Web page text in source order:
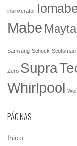
insinkerator Iomabe
Mabe
Samsung Schock Scotsman
Zero Supra
Whirlpool Wolf
PÁGINAS
Inicio